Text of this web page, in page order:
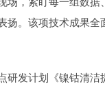
。该项技术成果
发计划《镍钴清